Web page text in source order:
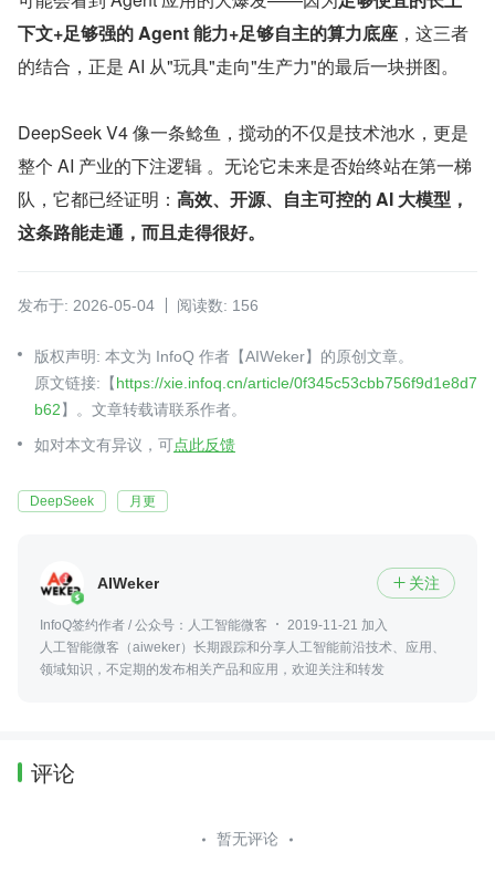
下文+足够强的 Agent 能力+足够自主的算力底座 ，这三者
的结合，正是 AI 从"玩具"走向"生产力"的最后一块拼图。
DeepSeek V4 像一条鲶鱼，搅动的不仅是技术池水，更是
整个 AI 产业的下注逻辑 。无论它未来是否始终站在第一梯
队，它都已经证明： 高效、开源、自主可控的 AI 大模型，
这条路能走通，而且走得很好。
发布于: 2026-05-04 阅读数: 156
版权声明: 本文为 InfoQ 作者【AIWeker】的原创文章。
原文链接:【https://xie.infoq.cn/article/0f345c53cbb756f9d1e8d7
b62】。文章转载请联系作者。
如对本文有异议，可点此反馈
DeepSeek 月更
AIWeker  关注
InfoQ签约作者 / 公众号：人工智能微客
2019-11-21 加入
人工智能微客（aiweker）长期跟踪和分享人工智能前沿技术、应用、
领域知识，不定期的发布相关产品和应用，欢迎关注和转发
评论
暂无评论